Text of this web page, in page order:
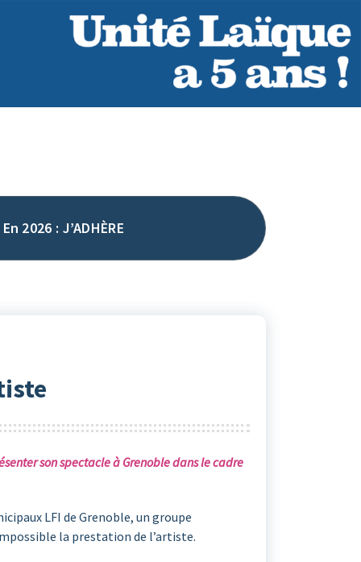
En 2026 : J’ADHÈRE
son spectacle à Grenoble dans le cadre
LFI de Grenoble, un groupe
la prestation de l’artiste.